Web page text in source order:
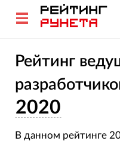
Рейтинг
2020
В данном рейтинге